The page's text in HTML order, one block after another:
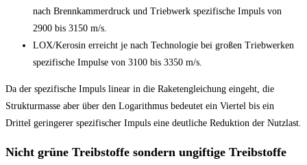
nach Brennkammerdruck und Triebwerk spezifische Impuls von
2900 bis 3150 m/s.
LOX/Kerosin erreicht je nach Technologie bei großen Triebwerken
spezifische Impulse von 3100 bis 3350 m/s.
Da der spezifische Impuls linear in die Raketengleichung eingeht, die
Strukturmasse aber über den Logarithmus bedeutet ein Viertel bis ein
Drittel geringerer spezifischer Impuls eine deutliche Reduktion der Nutzlast.
Nicht grüne Treibstoffe sondern ungiftige Treibstoffe